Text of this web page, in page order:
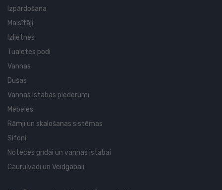
Izpārdošana
Maisītāji
Izlietnes
Tualetes podi
Vannas
Dušas
Vannas istabas piederumi
Mēbeles
Rāmji un skalošanas sistēmas
Sifoni
Noteces grīdai un vannas istabai
Cauruļvadi un Veidgabali